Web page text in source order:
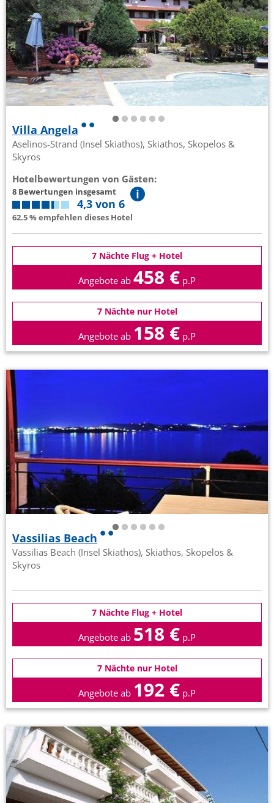
Villa Angela
Aselinos-Strand (Insel Skiathos), Skiathos, Skopelos &
Skyros
Hotelbewertungen von Gästen:
8 Bewertungen insgesamt
4,3 von 6
62.5 % empfehlen dieses Hotel
7 Nächte Flug + Hotel
Angebote ab 458 € p.P
7 Nächte nur Hotel
Angebote ab 158 € p.P
Vassilias Beach
Vassilias Beach (Insel Skiathos), Skiathos, Skopelos &
Skyros
7 Nächte Flug + Hotel
Angebote ab 518 € p.P
7 Nächte nur Hotel
Angebote ab 192 € p.P